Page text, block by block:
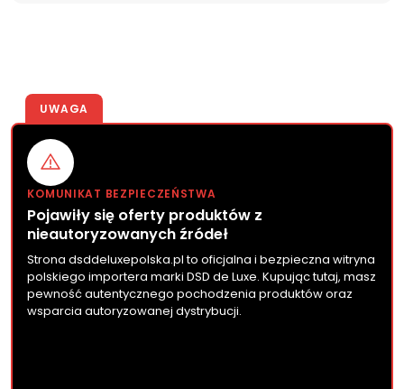
UWAGA
KOMUNIKAT BEZPIECZEŃSTWA
Pojawiły się oferty produktów z
nieautoryzowanych źródeł
Strona dsddeluxepolska.pl to oficjalna i bezpieczna witryna
polskiego importera marki DSD de Luxe. Kupując tutaj, masz
pewność autentycznego pochodzenia produktów oraz
wsparcia autoryzowanej dystrybucji.